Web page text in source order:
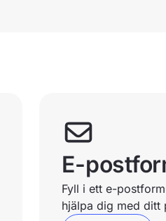
E-
Fyll i ett e-
hjälpa dig med ditt